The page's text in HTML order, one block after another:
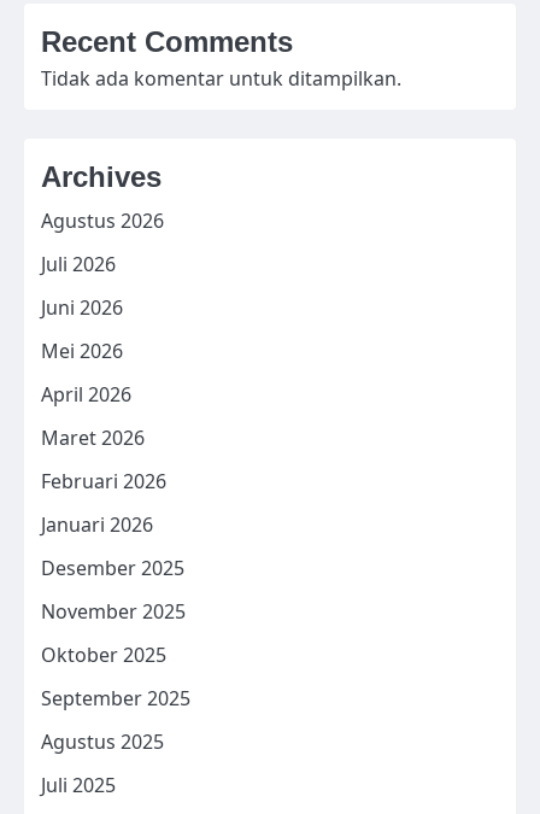
Recent Comments
Tidak ada komentar untuk ditampilkan.
Archives
Agustus 2026
Juli 2026
Juni 2026
Mei 2026
April 2026
Maret 2026
Februari 2026
Januari 2026
Desember 2025
November 2025
Oktober 2025
September 2025
Agustus 2025
Juli 2025